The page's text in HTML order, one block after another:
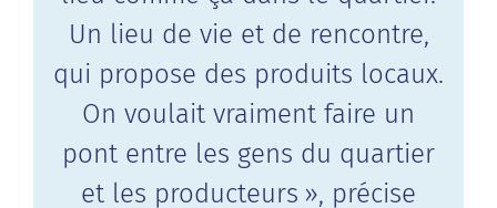
Un lieu de vie et de rencontre,
qui propose des produits locaux.
On voulait vraiment faire un
pont entre les gens du quartier
et les producteurs », précise